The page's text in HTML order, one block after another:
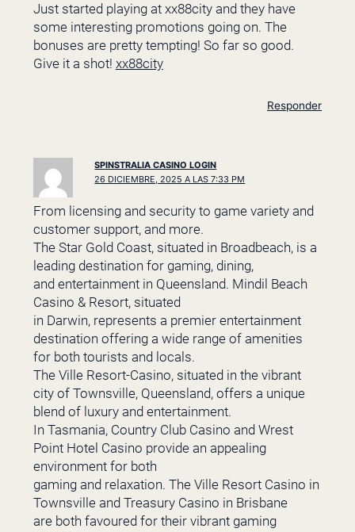
Just started playing at xx88city and they have
some interesting promotions going on. The
bonuses are pretty tempting! So far so good.
Give it a shot! xx88city
Responder
SPINSTRALIA CASINO LOGIN
26 DICIEMBRE, 2025 A LAS 7:33 PM
From licensing and security to game variety and
customer support, and more.
The Star Gold Coast, situated in Broadbeach, is a
leading destination for gaming, dining,
and entertainment in Queensland. Mindil Beach
Casino & Resort, situated
in Darwin, represents a premier entertainment
destination offering a wide range of amenities
for both tourists and locals.
The Ville Resort-Casino, situated in the vibrant
city of Townsville, Queensland, offers a unique
blend of luxury and entertainment.
In Tasmania, Country Club Casino and Wrest
Point Hotel Casino provide an appealing
environment for both
gaming and relaxation. The Ville Resort Casino in
Townsville and Treasury Casino in Brisbane
are both favoured for their vibrant gaming